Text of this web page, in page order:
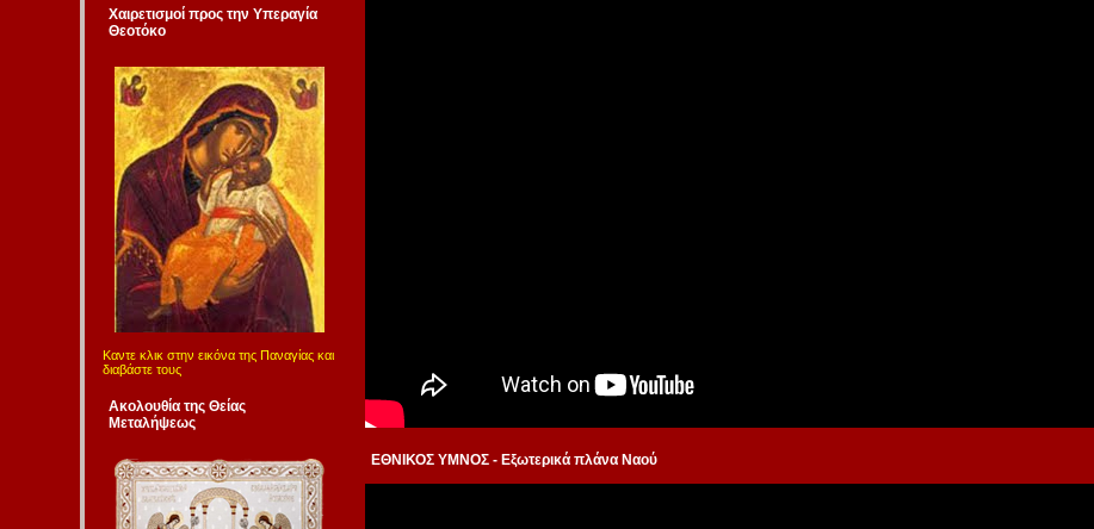
Χαιρετισμοί προς την Υπεραγία
Θεοτόκο
Καντε κλικ στην εικόνα της Παναγίας και
διαβάστε τους
Ακολουθία της Θείας
Μεταλήψεως
ΕΘΝΙΚΟΣ ΥΜΝΟΣ - Εξωτερικά πλάνα Ναού